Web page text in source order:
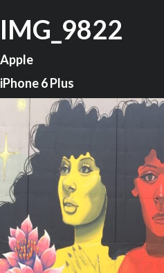
IMG_9822
Apple
iPhone 6 Plus